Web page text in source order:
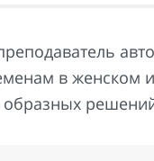
в женском